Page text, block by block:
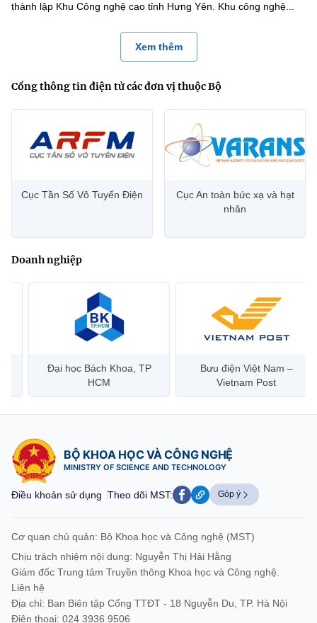
thành lập Khu Công nghệ cao tỉnh Hưng Yên. Khu công nghệ...
Xem thêm
Cổng thông tin điện tử các đơn vị thuộc Bộ
Cục Tần Số Vô Tuyến Điện
Cục An toàn bức xạ và hạt
nhân
Doanh nghiệp
Đại học Bách Khoa, TP
Bưu điện Việt Nam –
Vietnam Post
BỘ KHOA HỌC VÀ CÔNG NGHỆ
MINISTRY OF SCIENCE AND TECHNOLOGY
Điều khoản sử dụng Theo dõi MST: Góp ý
Cơ quan chủ quản: Bộ Khoa học và Công nghệ (MST)
Chịu trách nhiệm nội dung: Nguyễn Thị Hải Hằng
Giám đốc Trung tâm Truyền thông Khoa học và Công nghệ.
Liên hệ
Địa chỉ: Ban Biên tập Cổng TTĐT - 18 Nguyễn Du, TP. Hà Nội
Điện thoại: 024 3936 9506